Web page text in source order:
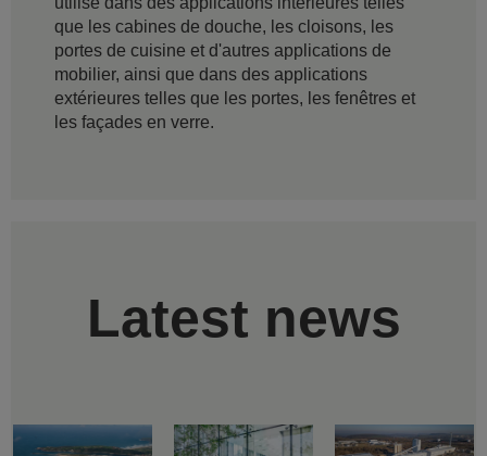
que les cabines de douche, les cloisons, les
portes de cuisine et d'autres applications de
mobilier, ainsi que dans des applications
extérieures telles que les portes, les fenêtres et
les façades en verre.
Latest news